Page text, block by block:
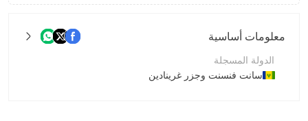
معلومات أساسية
الدولة المسجلة
سانت فنسنت وجزر غرينادين